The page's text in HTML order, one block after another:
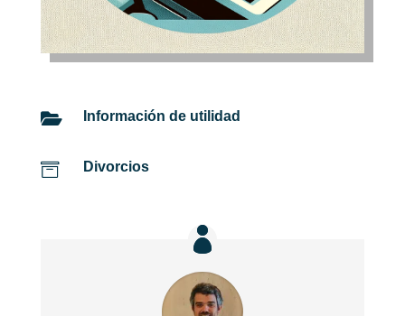
 Información de utilidad
 Divorcios